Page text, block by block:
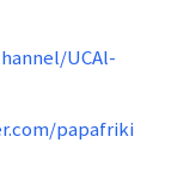
UCAl-
papafriki